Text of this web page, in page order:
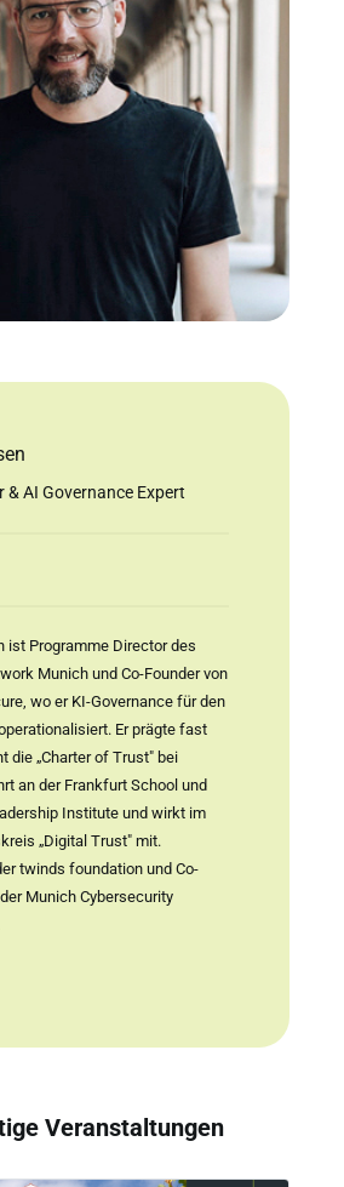
& AI Governance Expert
ist Programme Director des
Munich und Co-Founder von
wo er KI-Governance für den
Er prägte fast
die „Charter of Trust" bei
an der Frankfurt School und
Institute und wirkt im
„Digital Trust" mit.
twinds foundation und Co-
Munich Cybersecurity
Veranstaltungen